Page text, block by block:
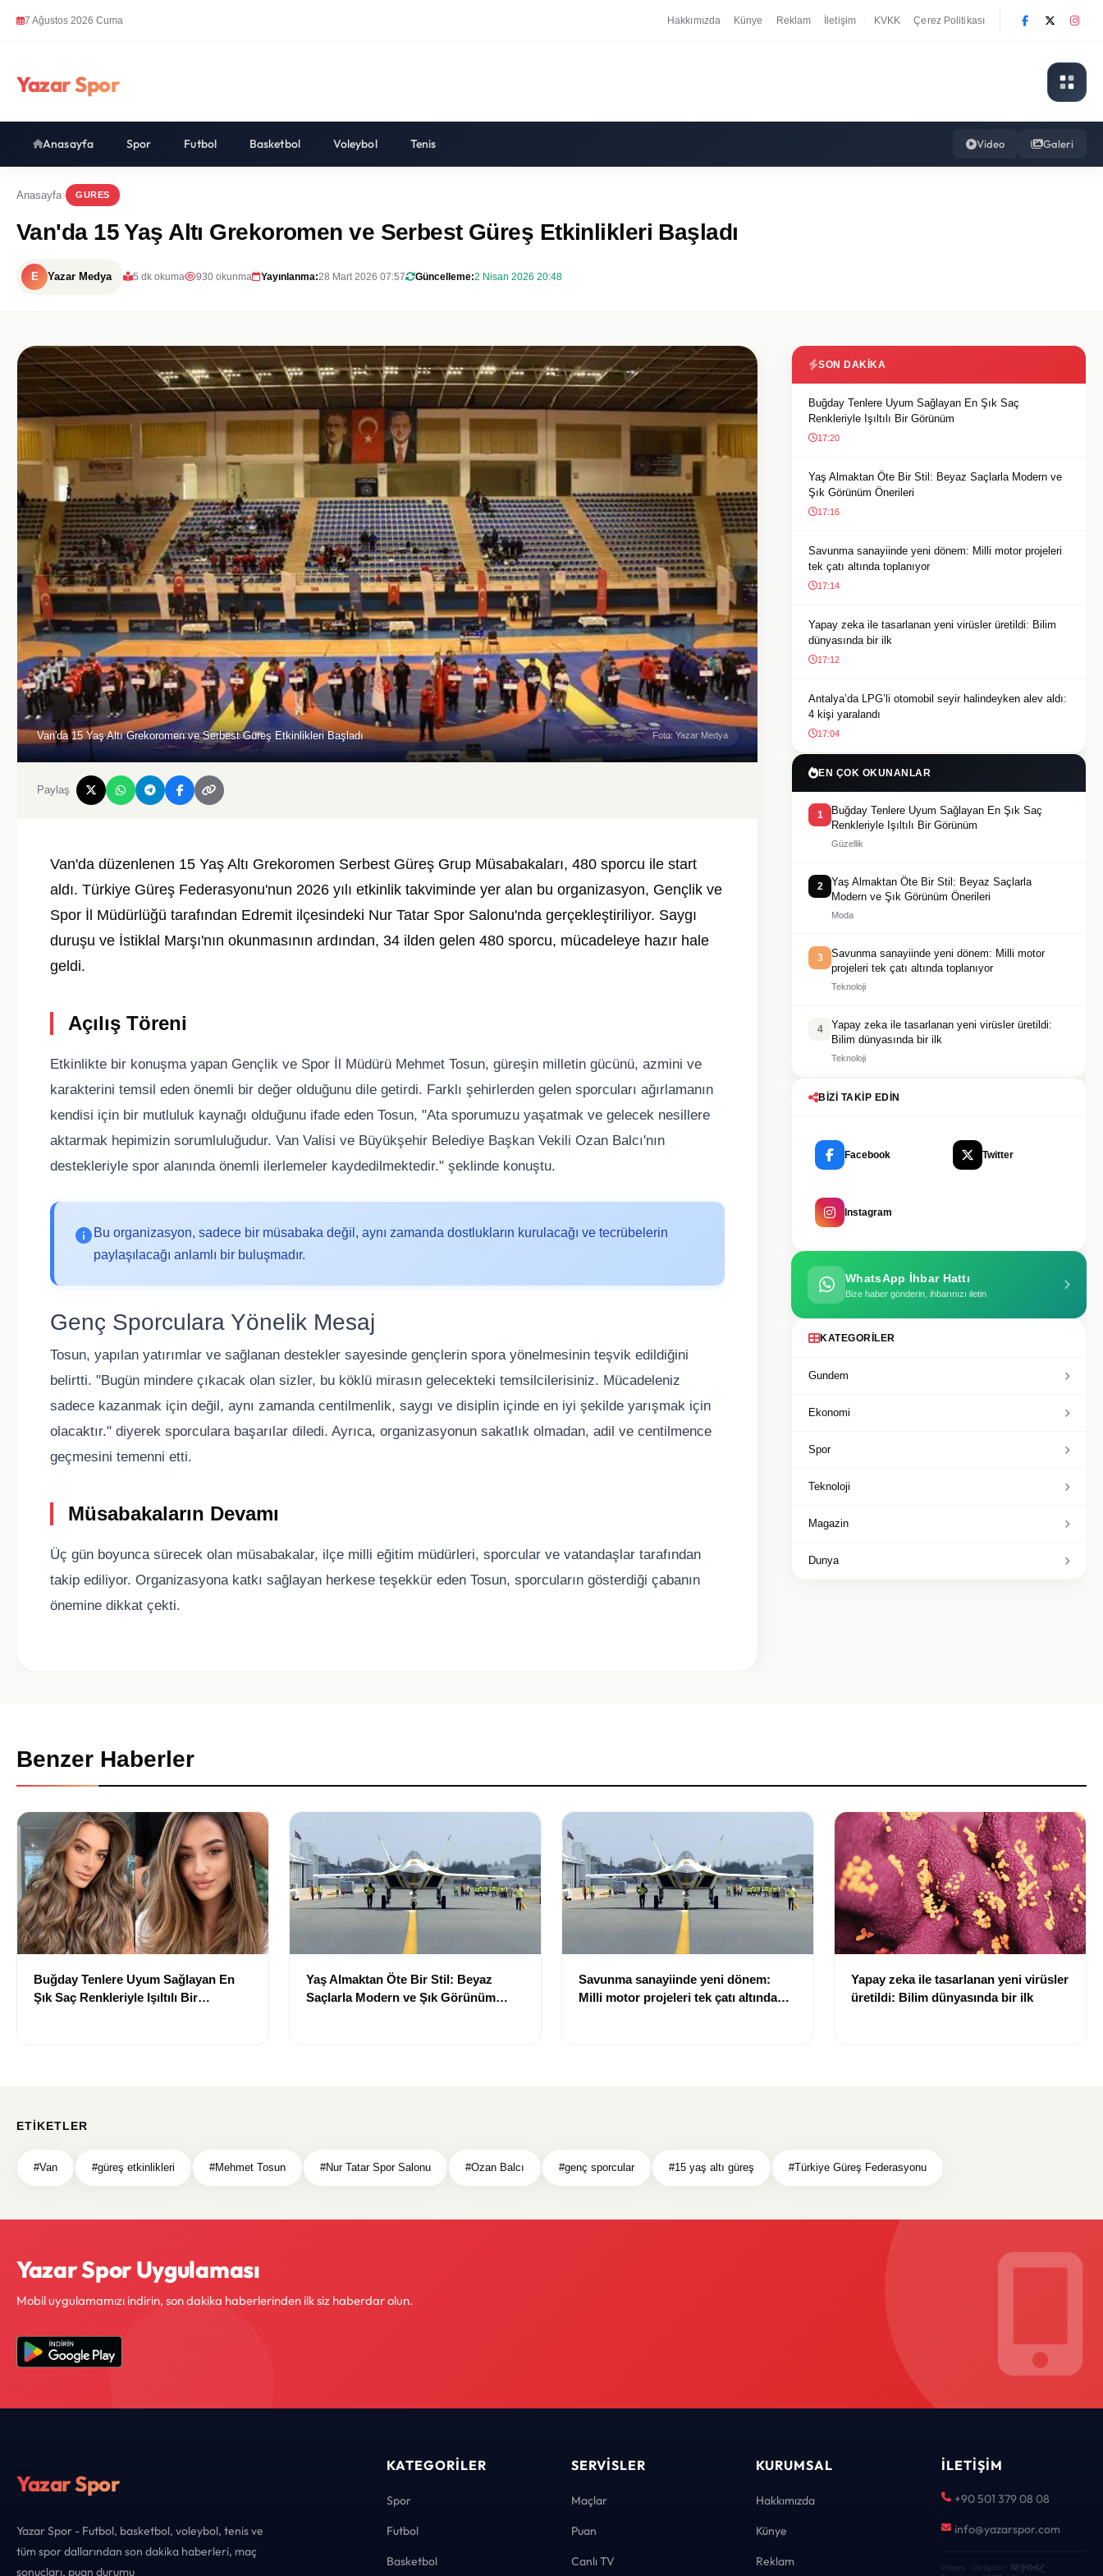
7 Ağustos 2026 Cuma Hakkımızda Künye Reklam İletişim KVKK Çerez Politikası
Yazar Spor
Anasayfa Spor Futbol Basketbol Voleybol Tenis Video Galeri
Anasayfa GURES
Van'da 15 Yaş Altı Grekoromen ve Serbest Güreş Etkinlikleri Başladı
E Yazar Medya 5 dk okuma 930 okunma Yayınlanma:28 Mart 2026 07:57 Güncelleme:2 Nisan 2026 20:48
Van'da 15 Yaş Altı Grekoromen ve Serbest Güreş Etkinlikleri Başladı Foto: Yazar Medya
Paylaş
Van'da düzenlenen 15 Yaş Altı Grekoromen Serbest Güreş Grup Müsabakaları, 480 sporcu ile start
aldı. Türkiye Güreş Federasyonu'nun 2026 yılı etkinlik takviminde yer alan bu organizasyon, Gençlik ve
Spor İl Müdürlüğü tarafından Edremit ilçesindeki Nur Tatar Spor Salonu'nda gerçekleştiriliyor. Saygı
duruşu ve İstiklal Marşı'nın okunmasının ardından, 34 ilden gelen 480 sporcu, mücadeleye hazır hale
geldi.
Açılış Töreni
Etkinlikte bir konuşma yapan Gençlik ve Spor İl Müdürü Mehmet Tosun, güreşin milletin gücünü, azmini ve
karakterini temsil eden önemli bir değer olduğunu dile getirdi. Farklı şehirlerden gelen sporcuları ağırlamanın
kendisi için bir mutluluk kaynağı olduğunu ifade eden Tosun, "Ata sporumuzu yaşatmak ve gelecek nesillere
aktarmak hepimizin sorumluluğudur. Van Valisi ve Büyükşehir Belediye Başkan Vekili Ozan Balcı'nın
destekleriyle spor alanında önemli ilerlemeler kaydedilmektedir." şeklinde konuştu.
Bu organizasyon, sadece bir müsabaka değil, aynı zamanda dostlukların kurulacağı ve tecrübelerin
paylaşılacağı anlamlı bir buluşmadır.
Genç Sporculara Yönelik Mesaj
Tosun, yapılan yatırımlar ve sağlanan destekler sayesinde gençlerin spora yönelmesinin teşvik edildiğini
belirtti. "Bugün mindere çıkacak olan sizler, bu köklü mirasın gelecekteki temsilcilerisiniz. Mücadeleniz
sadece kazanmak için değil, aynı zamanda centilmenlik, saygı ve disiplin içinde en iyi şekilde yarışmak için
olacaktır." diyerek sporculara başarılar diledi. Ayrıca, organizasyonun sakatlık olmadan, adil ve centilmence
geçmesini temenni etti.
Müsabakaların Devamı
Üç gün boyunca sürecek olan müsabakalar, ilçe milli eğitim müdürleri, sporcular ve vatandaşlar tarafından
takip ediliyor. Organizasyona katkı sağlayan herkese teşekkür eden Tosun, sporcuların gösterdiği çabanın
önemine dikkat çekti.
SON DAKIKA
Buğday Tenlere Uyum Sağlayan En Şık Saç
Renkleriyle Işıltılı Bir Görünüm
17:20
Yaş Almaktan Öte Bir Stil: Beyaz Saçlarla Modern ve
Şık Görünüm Önerileri
17:16
Savunma sanayiinde yeni dönem: Milli motor projeleri
tek çatı altında toplanıyor
17:14
Yapay zeka ile tasarlanan yeni virüsler üretildi: Bilim
dünyasında bir ilk
17:12
Antalya’da LPG’li otomobil seyir halindeyken alev aldı:
4 kişi yaralandı
17:04
EN ÇOK OKUNANLAR
1
Buğday Tenlere Uyum Sağlayan En Şık Saç
Renkleriyle Işıltılı Bir Görünüm
Güzellik
2
Yaş Almaktan Öte Bir Stil: Beyaz Saçlarla
Modern ve Şık Görünüm Önerileri
Moda
3
Savunma sanayiinde yeni dönem: Milli motor
projeleri tek çatı altında toplanıyor
Teknoloji
4
Yapay zeka ile tasarlanan yeni virüsler üretildi:
Bilim dünyasında bir ilk
Teknoloji
BIZI TAKIP EDIN
Facebook Twitter
Instagram
WhatsApp İhbar Hattı
Bize haber gönderin, ihbarınızı iletin
KATEGORILER
Gundem
Ekonomi
Spor
Teknoloji
Magazin
Dunya
Benzer Haberler
Buğday Tenlere Uyum Sağlayan En
Şık Saç Renkleriyle Işıltılı Bir
Yaş Almaktan Öte Bir Stil: Beyaz
Saçlarla Modern ve Şık Görünüm
Savunma sanayiinde yeni dönem:
Milli motor projeleri tek çatı altında
Yapay zeka ile tasarlanan yeni virüsler
üretildi: Bilim dünyasında bir ilk
ETIKETLER
#Van #güreş etkinlikleri #Mehmet Tosun #Nur Tatar Spor Salonu #Ozan Balcı #genç sporcular #15 yaş altı güreş #Türkiye Güreş Federasyonu
Yazar Spor Uygulaması
Mobil uygulamamızı indirin, son dakika haberlerinden ilk siz haberdar olun.
Yazar Spor
Yazar Spor - Futbol, basketbol, voleybol, tenis ve
tüm spor dallarından son dakika haberleri, maç
sonuçları, puan durumu
KATEGORILER
Spor
Futbol
Basketbol
SERVISLER
Maçlar
Puan
Canlı TV
KURUMSAL
Hakkımızda
Künye
Reklam
İLETIŞIM
+90 501 379 08 08
info@yazarspor.com
eNews · Geliştirici KEYDAL·